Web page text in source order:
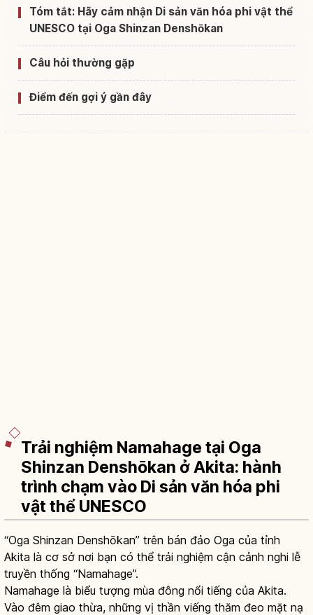
Tóm tắt: Hãy cảm nhận Di sản văn hóa phi vật thể
UNESCO tại Oga Shinzan Denshōkan
Câu hỏi thường gặp
Điểm đến gợi ý gần đây
Trải nghiệm Namahage tại Oga
Shinzan Denshōkan ở Akita: hành
trình chạm vào Di sản văn hóa phi
vật thể UNESCO
“Oga Shinzan Denshōkan” trên bán đảo Oga của tỉnh
Akita là cơ sở nơi bạn có thể trải nghiệm cận cảnh nghi lễ
truyền thống “Namahage”.
Namahage là biểu tượng mùa đông nổi tiếng của Akita.
Vào đêm giao thừa, những vị thần viếng thăm đeo mặt nạ